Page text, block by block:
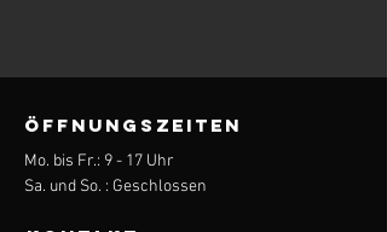
ÖFFNUNGSZEITEN
Mo. bis Fr.: 9 - 17 Uhr
Sa. und So. : Geschlossen